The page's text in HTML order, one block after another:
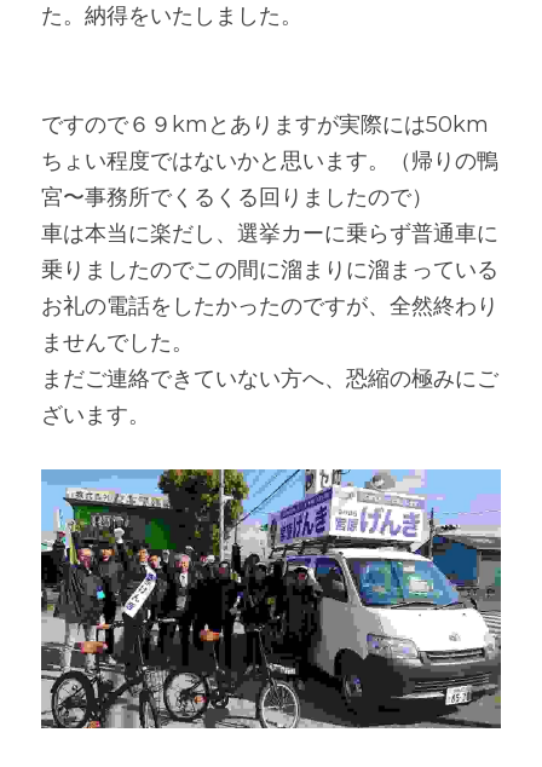
た。納得をいたしました。
ですので６９kmとありますが実際には50km
ちょい程度ではないかと思います。（帰りの鴨
宮〜事務所でくるくる回りましたので）
車は本当に楽だし、選挙カーに乗らず普通車に
乗りましたのでこの間に溜まりに溜まっている
お礼の電話をしたかったのですが、全然終わり
ませんでした。
まだご連絡できていない方へ、恐縮の極みにご
ざいます。